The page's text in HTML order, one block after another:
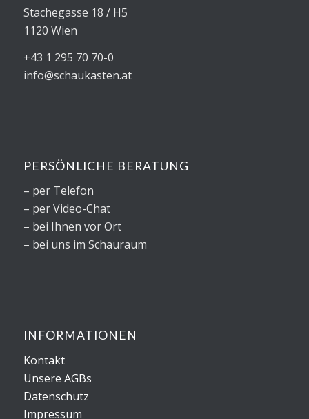
Stachegasse 18 / H5
1120 Wien
+43 1 295 70 70-0
info@schaukasten.at
PERSÖNLICHE BERATUNG
– per Telefon
– per Video-Chat
– bei Ihnen vor Ort
– bei uns im Schauraum
INFORMATIONEN
Kontakt
Unsere AGBs
Datenschutz
Impressum